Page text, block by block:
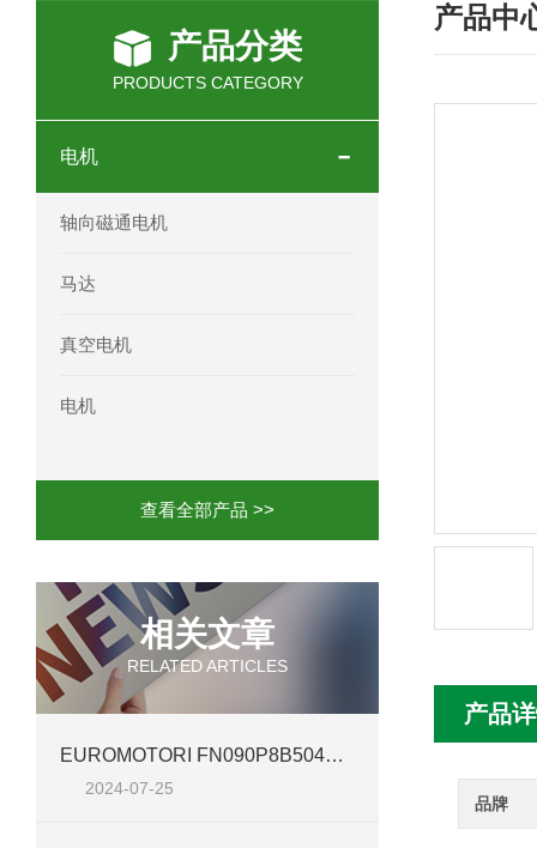
OEMER三相同步电机MTES 132SB/2
OEMER三相同步电机MTES 160MA/2
OEMER电机QLS 180M环保农业领域
mini motor电机MC230P3T 20- B参数
AC-motoren交流电机FCA 132S-4/
AC-motoren交流电机ACM 160M-4参
AC-MOTOREN电机FCPA 71B-2参数
产品分类
PRODUCTS CATEGORY
电机
轴向磁通电机
马达
真空电机
电机
查看全部产品 >>
相关文章
RELATED ARTICLES
EUROMOTORI FN090P8B504AVFZ 电机——北京汉达森高效动力新篇章
2024-07-25
产品中
产品
品牌